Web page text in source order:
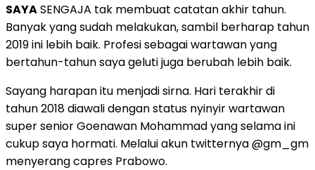
SAYASENGAJA tak membuat catatan akhir tahun.
Banyak yang sudah melakukan, sambil berharap tahun
2019 ini lebih baik. Profesi sebagai wartawan yang
bertahun-tahun saya geluti juga berubah lebih baik.
Sayang harapan itu menjadi sirna. Hari terakhir di
tahun 2018 diawali dengan status nyinyir wartawan
super senior Goenawan Mohammad yang selama ini
cukup saya hormati. Melalui akun twitternya @gm_gm
menyerang capres Prabowo.